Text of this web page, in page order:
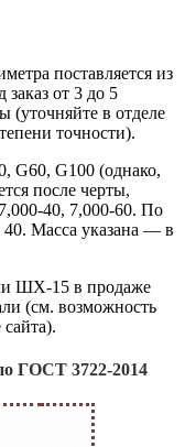
поставляется из
заказ от 3 до 5
(уточняйте в отделе
точности).
G60, G100 (однако,
после черты,
40, 7,000-60. По
Масса указана — в
ШХ-15 в продаже
(см. возможность
ГОСТ 3722-2014